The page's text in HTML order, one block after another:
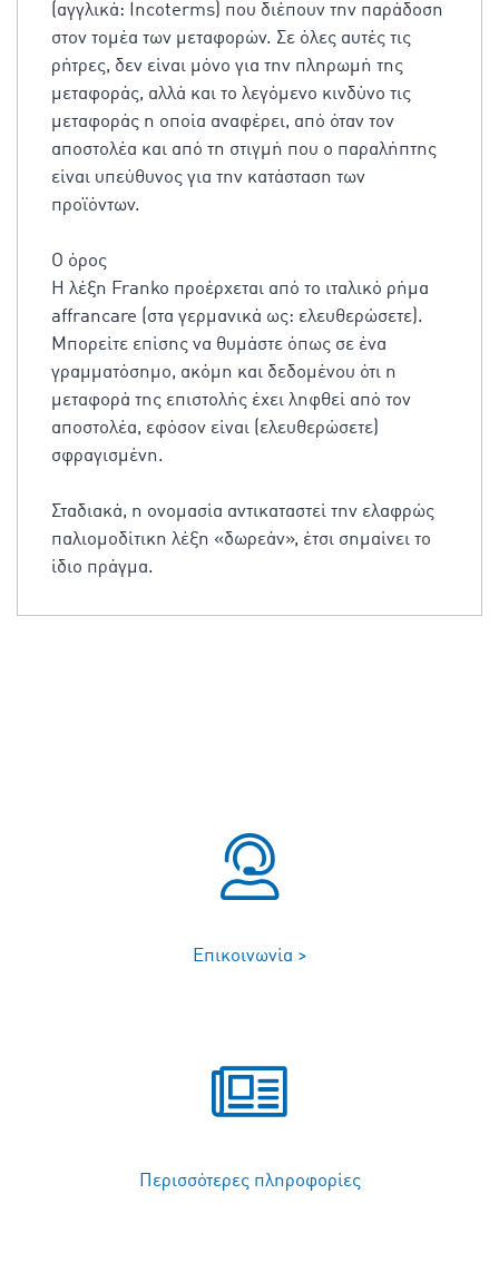
(αγγλικά: Incoterms) που διέπουν την παράδοση
στον τομέα των μεταφορών. Σε όλες αυτές τις
ρήτρες, δεν είναι μόνο για την πληρωμή της
μεταφοράς, αλλά και τo λεγόμενο κινδύνο τις
μεταφοράς η οποία αναφέρει, από όταν τον
αποστολέα και από τη στιγμή που ο παραλήπτης
είναι υπεύθυνος για την κατάσταση των
προϊόντων.
O όρος
Η λέξη Franko προέρχεται από το ιταλικό ρήμα
affrancare (στα γερμανικά ως: ελευθερώσετε).
Μπορείτε επίσης να θυμάστε όπως σε ένα
γραμματόσημο, ακόμη και δεδομένου ότι η
μεταφορά της επιστολής έχει ληφθεί από τον
αποστολέα, εφόσον είναι (ελευθερώσετε)
σφραγισμένη.
Σταδιακά, η ονομασία αντικαταστεί την ελαφρώς
παλιομοδίτικη λέξη «δωρεάν», έτσι σημαίνει το
ίδιο πράγμα.
Επικοινωνία >
Περισσότερες πληροφορίες